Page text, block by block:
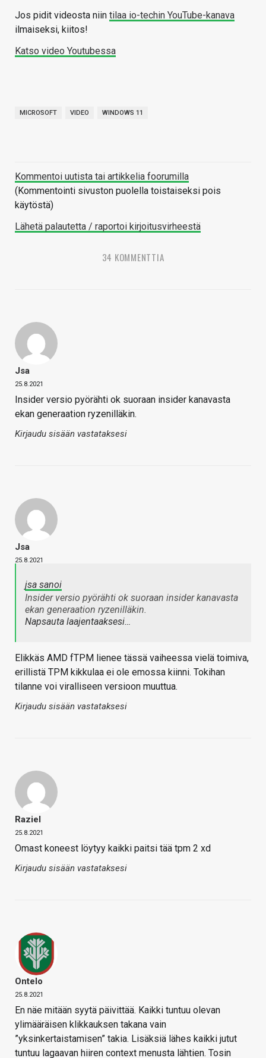
Jos pidit videosta niin tilaa io-techin YouTube-kanava
ilmaiseksi, kiitos!
Katso video Youtubessa
MICROSOFT VIDEO WINDOWS 11
Kommentoi uutista tai artikkelia foorumilla
(Kommentointi sivuston puolella toistaiseksi pois
käytöstä)
Lähetä palautetta / raportoi kirjoitusvirheestä
34 KOMMENTTIA
Jsa
25.8.2021
Insider versio pyörähti ok suoraan insider kanavasta
ekan generaation ryzenilläkin.
Kirjaudu sisään vastataksesi
Jsa
25.8.2021
jsa sanoi
Insider versio pyörähti ok suoraan insider kanavasta
ekan generaation ryzenilläkin.
Napsauta laajentaaksesi…
Elikkäs AMD fTPM lienee tässä vaiheessa vielä toimiva,
erillistä TPM kikkulaa ei ole emossa kiinni. Tokihan
tilanne voi viralliseen versioon muuttua.
Kirjaudu sisään vastataksesi
Raziel
25.8.2021
Omast koneest löytyy kaikki paitsi tää tpm 2 xd
Kirjaudu sisään vastataksesi
Ontelo
25.8.2021
En näe mitään syytä päivittää. Kaikki tuntuu olevan
ylimääräisen klikkauksen takana vain
”yksinkertaistamisen” takia. Lisäksiä lähes kaikki jutut
tuntuu lagaavan hiiren context menusta lähtien. Tosin